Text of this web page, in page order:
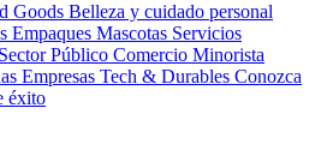
Goods Belleza y cuidado personal
Empaques Mascotas Servicios
Sector Público Comercio Minorista
Empresas Tech & Durables Conozca
éxito